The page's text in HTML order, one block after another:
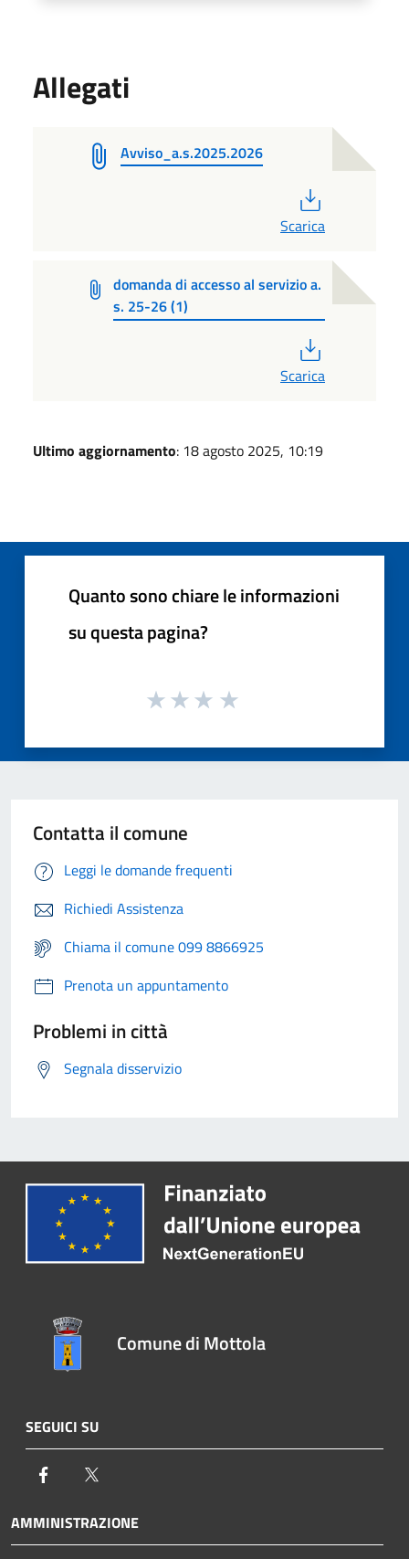
Allegati
Avviso_a.s.2025.2026
Scarica
domanda di accesso al servizio a.
s. 25-26 (1)
Scarica
Ultimo aggiornamento: 18 agosto 2025, 10:19
Quanto sono chiare le informazioni
su questa pagina?
Contatta il comune
Leggi le domande frequenti
Richiedi Assistenza
Chiama il comune 099 8866925
Prenota un appuntamento
Problemi in città
Segnala disservizio
Comune di Mottola
SEGUICI SU
Facebook
AMMINISTRAZIONE